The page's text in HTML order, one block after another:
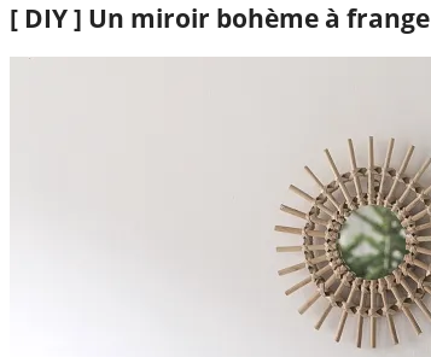
[ DIY ] Un miroir bohème à frange